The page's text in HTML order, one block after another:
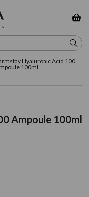
Hyaluronic Acid 100
100ml
Ampoule 100ml